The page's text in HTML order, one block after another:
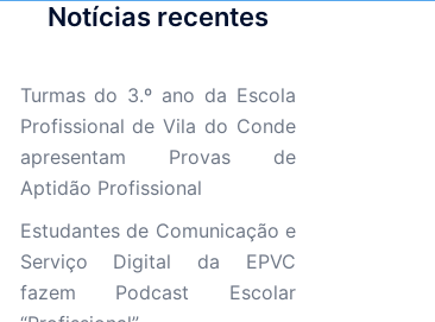
Notícias recentes
Turmas do 3.º ano da Escola
Profissional de Vila do Conde
apresentam Provas de
Aptidão Profissional
Estudantes de Comunicação e
Serviço Digital da EPVC
fazem Podcast Escolar